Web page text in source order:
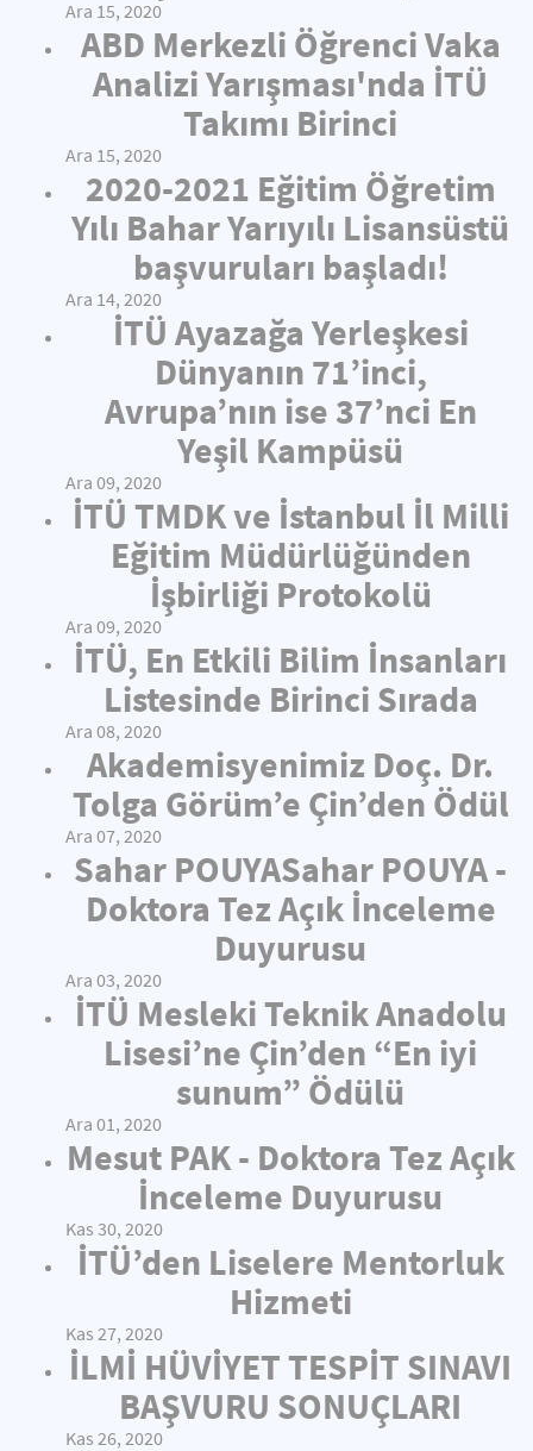
Ara 15, 2020
ABD Merkezli Öğrenci Vaka
Analizi Yarışması'nda İTÜ
Takımı Birinci
Ara 15, 2020
2020-2021 Eğitim Öğretim
Yılı Bahar Yarıyılı Lisansüstü
başvuruları başladı!
Ara 14, 2020
İTÜ Ayazağa Yerleşkesi
Dünyanın 71’inci,
Avrupa’nın ise 37’nci En
Yeşil Kampüsü
Ara 09, 2020
İTÜ TMDK ve İstanbul İl Milli
Eğitim Müdürlüğünden
İşbirliği Protokolü
Ara 09, 2020
İTÜ, En Etkili Bilim İnsanları
Listesinde Birinci Sırada
Ara 08, 2020
Akademisyenimiz Doç. Dr.
Tolga Görüm’e Çin’den Ödül
Ara 07, 2020
Sahar POUYASahar POUYA -
Doktora Tez Açık İnceleme
Duyurusu
Ara 03, 2020
İTÜ Mesleki Teknik Anadolu
Lisesi’ne Çin’den “En iyi
sunum” Ödülü
Ara 01, 2020
Mesut PAK - Doktora Tez Açık
İnceleme Duyurusu
Kas 30, 2020
İTÜ’den Liselere Mentorluk
Hizmeti
Kas 27, 2020
İLMİ HÜVİYET TESPİT SINAVI
BAŞVURU SONUÇLARI
Kas 26, 2020